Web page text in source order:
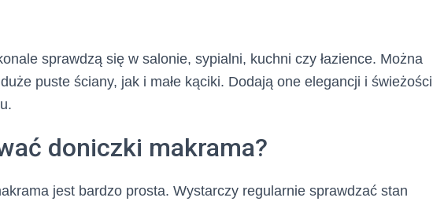
sprawdzą się w salonie, sypialni, kuchni czy łazience. Można
puste ściany, jak i małe kąciki. Dodają one elegancji i świeżości
doniczki makrama?
jest bardzo prosta. Wystarczy regularnie sprawdzać stan